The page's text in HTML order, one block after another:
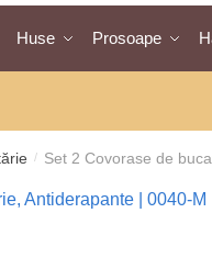
Huse Prosoape
/ Set 2 Covorase de